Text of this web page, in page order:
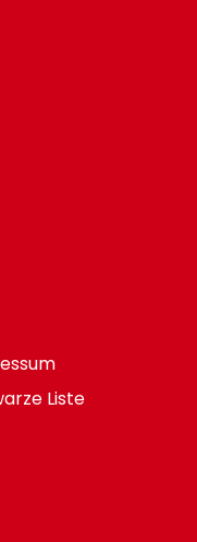
Liste